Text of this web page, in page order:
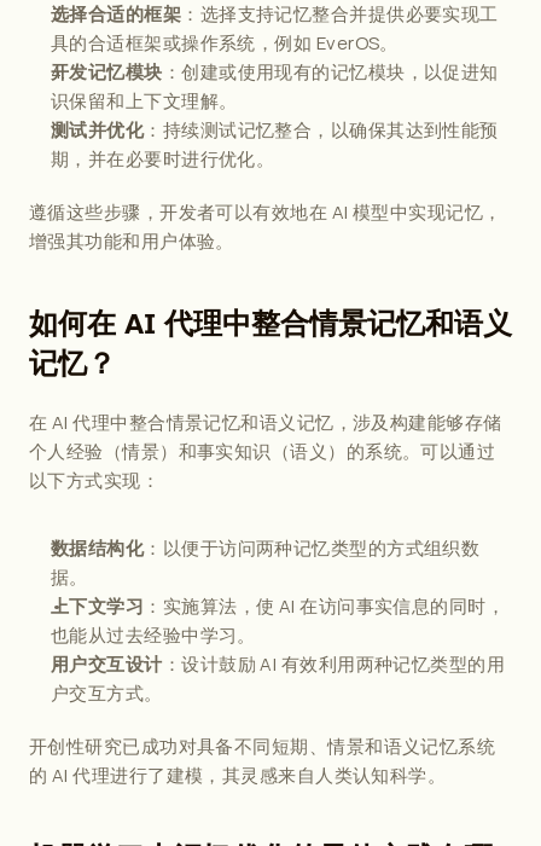
选择合适的框架 ：选择支持记忆整合并提供必要实现工
具的合适框架或操作系统，例如 EverOS。
开发记忆模块 ：创建或使用现有的记忆模块，以促进知
识保留和上下文理解。
测试并优化：持续测试记忆整合，以确保其达到性能预
期，并在必要时进行优化。
遵循这些步骤，开发者可以有效地在 AI 模型中实现记忆，
增强其功能和用户体验。
如何在 AI 代理中整合情景记忆和语义
记忆？
在 AI 代理中整合情景记忆和语义记忆，涉及构建能够存储
个人经验（情景）和事实知识（语义）的系统。可以通过
以下方式实现：
数据结构化：以便于访问两种记忆类型的方式组织数
据。
上下文学习 ：实施算法，使 AI 在访问事实信息的同时，
也能从过去经验中学习。
用户交互设计 ：设计鼓励 AI 有效利用两种记忆类型的用
户交互方式。
开创性研究已成功对具备不同短期、情景和语义记忆系统
的 AI 代理进行了建模，其灵感来自人类认知科学。